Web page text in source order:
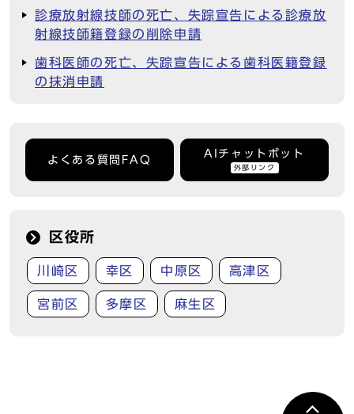
診療放射線技師の死亡、失踪宣告による診療放
射線技師籍登録の削除申請
歯科医師の死亡、失踪宣告による歯科医籍登録
の抹消申請
よくある質問FAQ
AIチャットボット
外部リンク
区役所
川崎区 幸区 中原区 高津区
宮前区 多摩区 麻生区